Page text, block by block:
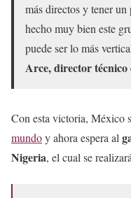
más directos y tener
hecho muy bien este
puede ser lo más
Arce, director técnico
Con esta victoria, México
mundoy ahora espera al
Nigeria, el cual se